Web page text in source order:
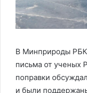
В Минприроды
письма от ученых
поправки
и были